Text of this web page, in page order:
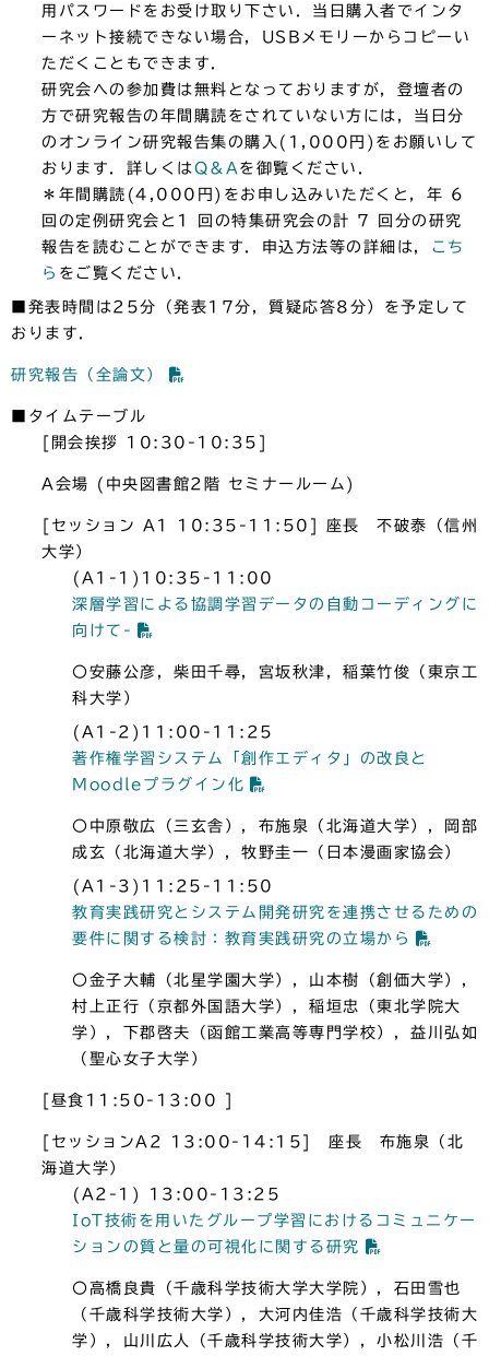
用パスワードをお受け取り下さい．当日購入者でインタ
ーネット接続できない場合，USBメモリーからコピーい
ただくこともできます．
研究会への参加費は無料となっておりますが，登壇者の
方で研究報告の年間購読をされていない方には，当日分
のオンライン研究報告集の購入(1,000円)をお願いして
おります．詳しくは Q＆A を御覧ください．
＊年間購読(4,000円)をお申し込みいただくと，年 6
回の定例研究会と1 回の特集研究会の計 7 回分の研究
報告を読むことができます．申込方法等の詳細は，
こち
ら をご覧ください．
■発表時間は25分（発表17分，質疑応答8分）を予定して
おります．
研究報告（全論文）
■タイムテーブル
[開会挨拶 10:30-10:35]
A会場 (中央図書館2階 セミナールーム)
[セッション A1 10:35-11:50] 座長 不破泰（信州
大学）
(A1-1)10:35-11:00
深層学習による協調学習データの自動コーディングに
向けて-
〇安藤公彦，柴田千尋，宮坂秋津，稲葉竹俊（東京工
科大学）
(A1-2)11:00-11:25
著作権学習システム「創作エディタ」の改良と
Moodleプラグイン化
〇中原敬広（三玄舎），布施泉（北海道大学），岡部
成玄（北海道大学），牧野圭一（日本漫画家協会）
(A1-3)11:25-11:50
教育実践研究とシステム開発研究を連携させるための
要件に関する検討：教育実践研究の立場から
〇金子大輔（北星学園大学），山本樹（創価大学），
村上正行（京都外国語大学），稲垣忠（東北学院大
学），下郡啓夫（函館工業高等専門学校），益川弘如
（聖心女子大学）
[昼食11:50-13:00 ]
[セッションA2 13:00-14:15] 座長 布施泉（北
海道大学）
(A2-1) 13:00-13:25
IoT技術を用いたグループ学習におけるコミュニケー
ションの質と量の可視化に関する研究
〇高橋良貴（千歳科学技術大学大学院），石田雪也
（千歳科学技術大学），大河内佳浩（千歳科学技術大
学），山川広人（千歳科学技術大学），小松川浩（千